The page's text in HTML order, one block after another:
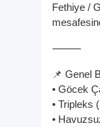
Fethiye /
⸻
📌 Genel
• Göcek
• Tripleks
•